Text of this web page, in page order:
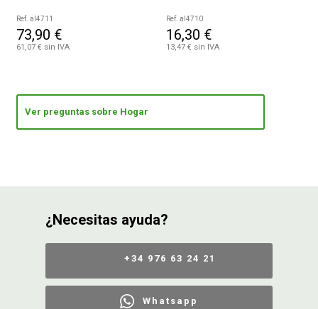
Ref. al4711
73,90 €
61,07 € sin IVA
Ref. al4710
16,30 €
13,47 € sin IVA
Ver preguntas sobre Hogar
¿Necesitas ayuda?
+34 976 63 24 21
Whatsapp